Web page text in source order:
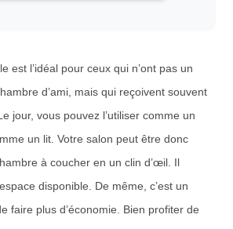
est l’idéal pour ceux qui n’ont pas un
d’ami, mais qui reçoivent souvent
jour, vous pouvez l’utiliser comme un
un lit. Votre salon peut être donc
à coucher en un clin d’œil. Il
disponible. De même, c’est un
faire plus d’économie. Bien profiter de